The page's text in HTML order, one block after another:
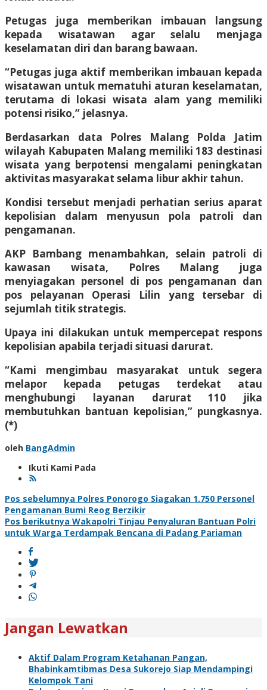
Petugas juga memberikan imbauan langsung
kepada wisatawan agar selalu menjaga
keselamatan diri dan barang bawaan.
“Petugas juga aktif memberikan imbauan kepada
wisatawan untuk mematuhi aturan keselamatan,
terutama di lokasi wisata alam yang memiliki
potensi risiko,” jelasnya.
Berdasarkan data Polres Malang Polda Jatim
wilayah Kabupaten Malang memiliki 183 destinasi
wisata yang berpotensi mengalami peningkatan
aktivitas masyarakat selama libur akhir tahun.
Kondisi tersebut menjadi perhatian serius aparat
kepolisian dalam menyusun pola patroli dan
pengamanan.
AKP Bambang menambahkan, selain patroli di
kawasan wisata, Polres Malang juga
menyiagakan personel di pos pengamanan dan
pos pelayanan Operasi Lilin yang tersebar di
sejumlah titik strategis.
Upaya ini dilakukan untuk mempercepat respons
kepolisian apabila terjadi situasi darurat.
“Kami mengimbau masyarakat untuk segera
melapor kepada petugas terdekat atau
menghubungi layanan darurat 110 jika
membutuhkan bantuan kepolisian,” pungkasnya.
(*)
oleh BangAdmin
Ikuti Kami Pada
Navigasi
pos
Pos sebelumnya Polres Ponorogo Siagakan 1.750 Personel
Pengamanan Bumi Reog Berzikir
Pos berikutnya Wakapolri Tinjau Penyaluran Bantuan Polri
untuk Warga Terdampak Bencana di Padang Pariaman
Jangan Lewatkan
Aktif Dalam Program Ketahanan Pangan,
Bhabinkamtibmas Desa Sukorejo Siap Mendampingi
Kelompok Tani